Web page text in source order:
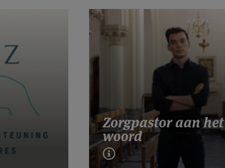
Zorgpastor aan het
woord